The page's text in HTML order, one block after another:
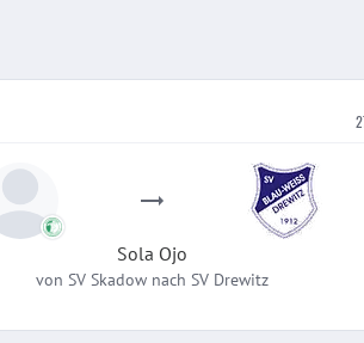
Sola Ojo
von SV Skadow nach SV Drewitz